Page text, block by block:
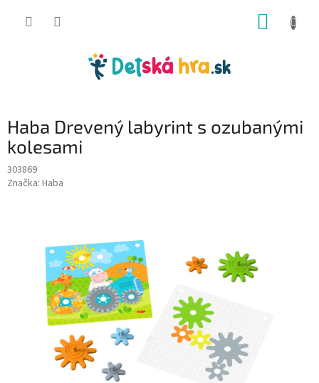
Haba Drevený labyrint s ozubanými
kolesami
303869
Značka: Haba